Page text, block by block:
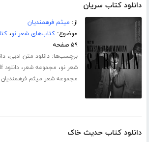
دانلود کتاب سریان
از: میثم فرهمندیان
موضوع:کتاب‌های شعر نو،
۵۹ صفحه
برچسب‌ها:دانلود متن ادبی،
شعر نو، مجموعه شعر،دانلود pdf شعر
مجموعه شعر میثم فرهمندیان
دانلود کتاب حدیث خاک